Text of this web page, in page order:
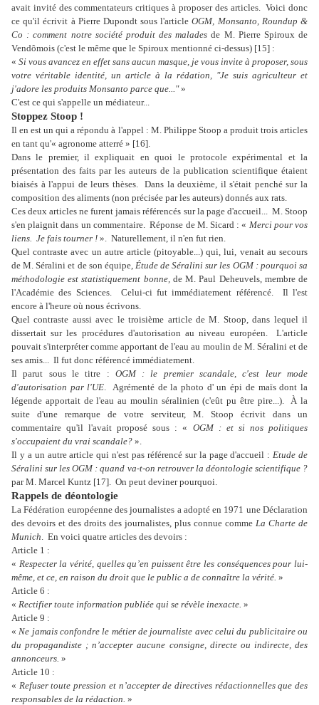
avait invité des commentateurs critiques à proposer des articles. Voici donc
ce qu'il écrivit à Pierre Dupondt sous l'articleOGM, Monsanto, Roundup &
Co : comment notre société produit des malades de M. Pierre Spiroux de
Vendômois (c'est le même que le Spiroux mentionné ci-dessus) [15] :
« Si vous avancez en effet sans aucun masque, je vous invite à proposer, sous
votre véritable identité, un article à la rédation, "Je suis agriculteur et
j'adore les produits Monsanto parce que..."»
C'est ce qui s'appelle un médiateur...
Stoppez Stoop !
Il en est un qui a répondu à l'appel : M. Philippe Stoop a produit trois articles
en tant qu'« agronome atterré » [16].
Dans le premier, il expliquait en quoi le protocole expérimental et la
présentation des faits par les auteurs de la publication scientifique étaient
biaisés à l'appui de leurs thèses.
Dans la deuxième, il s'était penché sur la
composition des aliments (non précisée par les auteurs) donnés aux rats.
Ces deux articles ne furent jamais référencés sur la page d'accueil... M. Stoop
s'en plaignit dans un commentaire. Réponse de M. Sicard : « Merci pour vos
liens. Je fais tourner ! ». Naturellement, il n'en fut rien.
Quel contraste avec un autre article (pitoyable...) qui, lui, venait au secours
de M. Séralini et de son équipe, Étude de Séralini sur les OGM : pourquoi sa
méthodologie est statistiquement bonne,de M. Paul Deheuvels, membre de
l'Académie des Sciences.
Celui-ci fut immédiatement référencé.
Il l'est
encore à l'heure où nous écrivons.
Quel contraste aussi avec le troisième article de M. Stoop, dans lequel il
dissertait sur les procédures d'autorisation au niveau européen.
L'article
pouvait s'interpréter comme apportant de l'eau au moulin de M. Séralini et de
ses amis... Il fut donc référencé immédiatement.
Il parut sous le titre : OGM : le premier scandale, c'est leur mode
d'autorisation par l'UE. Agrémenté de la photo d' un épi de maïs dont la
légende apportait de l'eau au moulin séralinien (c'eût pu être pire...).
À la
suite d'une remarque de votre serviteur, M. Stoop écrivit dans un
commentaire qu'il l'avait proposé sous : « OGM : et si nos politiques
s'occupaient du vrai scandale? ».
Il y a un autre article qui n'est pas référencé sur la page d'accueil :Etude de
Séralini sur les OGM : quand va-t-on retrouver la déontologie scientifique ?
par M. Marcel Kuntz [17]. On peut deviner pourquoi.
Rappels de déontologie
La Fédération européenne des journalistes a adopté en 1971 une Déclaration
des devoirs et des droits des journalistes, plus connue comme La Charte de
Munich. En voici quatre articles des devoirs :
Article 1 :
« Respecter la vérité, quelles qu’en puissent être les conséquences pour lui-
même, et ce, en raison du droit que le public a de connaître la vérité. »
Article 6 :
« Rectifier toute information publiée qui se révèle inexacte. »
Article 9 :
«Ne jamais confondre le métier de journaliste avec celui du publicitaire ou
du propagandiste ; n’accepter aucune consigne, directe ou indirecte, des
annonceurs. »
Article 10 :
« Refuser toute pression et n’accepter de directives rédactionnelles que des
responsables de la rédaction. »